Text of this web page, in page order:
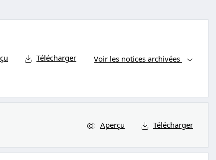
Télécharger Voir les notices archivées
Aperçu Télécharger